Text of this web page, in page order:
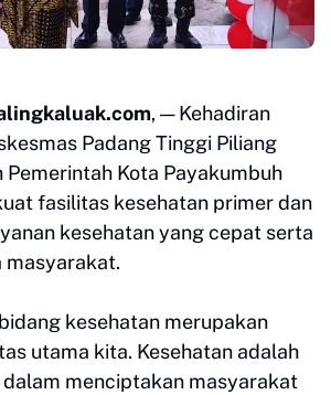
, — Kehadiran
Padang Tinggi Piliang
Pemerintah Kota Payakumbuh
fasilitas kesehatan primer dan
kesehatan yang cepat serta
masyarakat.
kesehatan merupakan
utama kita. Kesehatan adalah
menciptakan masyarakat